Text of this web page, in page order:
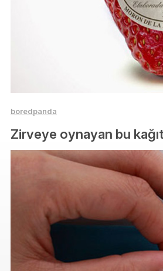
boredpanda
Zirveye oynayan bu